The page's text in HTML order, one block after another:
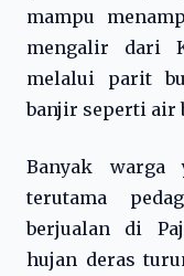
mampu
mengalir dari
melalui parit
banjir seperti air
Banyak warga
terutama
berjualan di
hujan deras